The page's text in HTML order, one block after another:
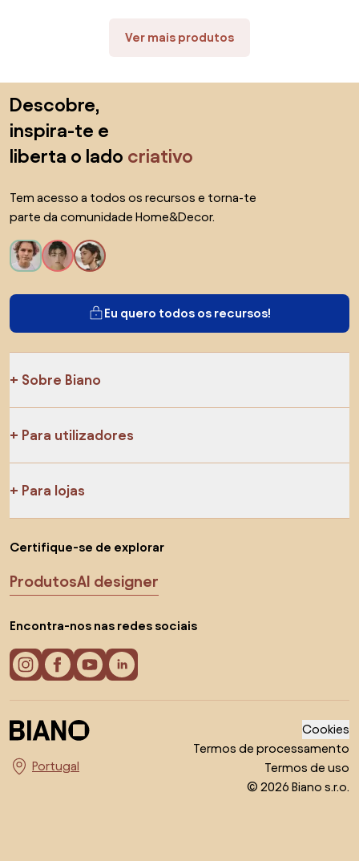
Ver mais produtos
Descobre,
inspira-te e
liberta o lado criativo
Tem acesso a todos os recursos e torna-te
parte da comunidade Home&Decor.
Eu quero todos os recursos!
Sobre Biano
Para utilizadores
Para lojas
Certifique-se de explorar
ProdutosAI designer
Encontra-nos nas redes sociais
Escolha o país
Cookies
Termos de processamento
Termos de uso
© 2026 Biano s.r.o.